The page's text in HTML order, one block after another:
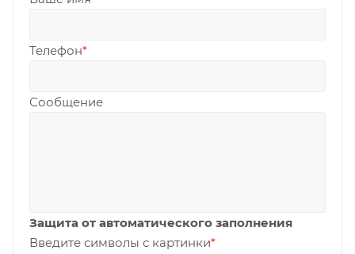
Телефон*
Сообщение
Защита от автоматического заполнения
Введите символы с картинки*